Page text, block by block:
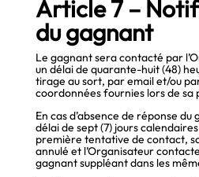
Article 7 –
du gagnant
Le gagnant sera contacté par
un délai de quarante-huit (48)
tirage au sort, par email et/ou
coordonnées fournies lors de sa
En cas d’absence de réponse du
délai de sept (7) jours
première tentative de contact,
annulé et l’Organisateur
gagnant suppléant dans les